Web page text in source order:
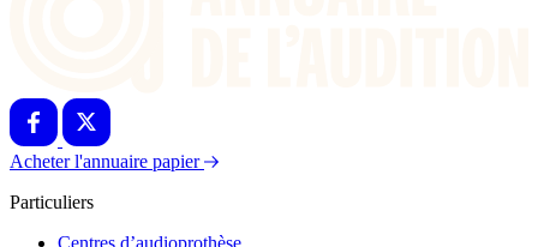
Acheter l'annuaire papier
Particuliers
Centres d’audioprothèse